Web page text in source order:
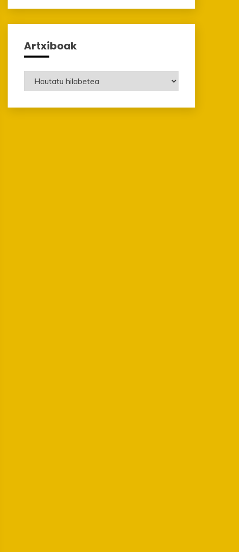
Artxiboak
Artxiboak